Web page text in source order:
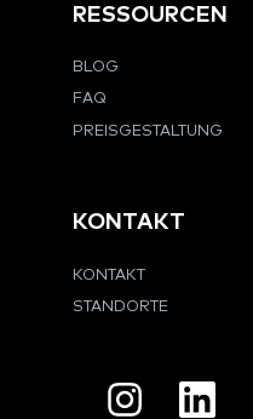
RESSOURCEN
BLOG
FAQ
PREISGESTALTUNG
KONTAKT
KONTAKT
STANDORTE